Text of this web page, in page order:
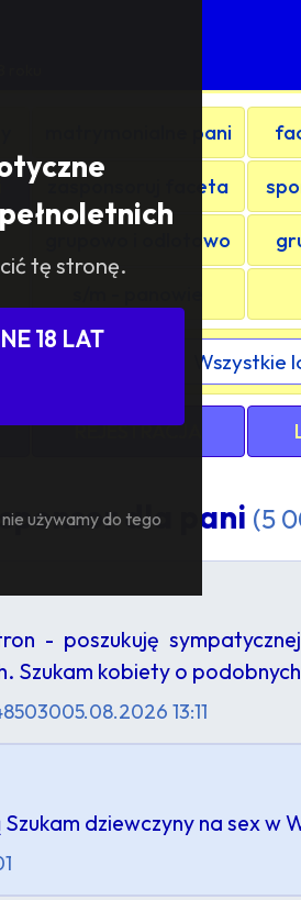
tę stronę.
18 LAT
używamy do tego
matrymonialne pani
zasponsoruj faceta
grupowo i odlotowo
/ kraju:
REJESTRACJA
dla pani (5
- poszukuję
Szukam kobiety o
05.08.2026 13:11
dziewczyny na sex w